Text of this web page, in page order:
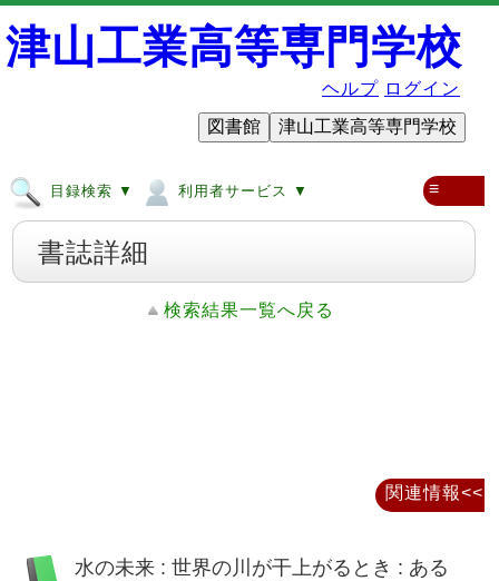
津山工業高等専門学校
ヘルプ ログイン
図書館
津山工業高等専門学校
目録検索 ▼ 利用者サービス ▼ ≡
書誌詳細
検索結果一覧へ戻る
水の未来 : 世界の川が干上がるとき : ある
関連情報<<